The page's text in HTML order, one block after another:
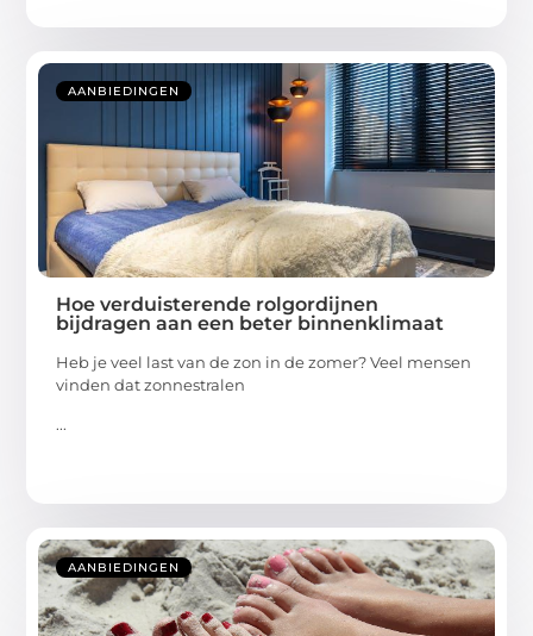
AANBIEDINGEN
Hoe verduisterende rolgordijnen
bijdragen aan een beter binnenklimaat
Heb je veel last van de zon in de zomer? Veel mensen
vinden dat zonnestralen
...
AANBIEDINGEN